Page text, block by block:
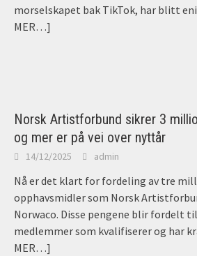
morselskapet bak TikTok, har blitt
MER…]
Norsk Artistforbund sikrer 3
og mer er på vei over nyttår
14/12/2025 admin
Nå er det klart for fordeling av tre
opphavsmidler som Norsk
Norwaco. Disse pengene blir fordelt til
medlemmer som kvalifiserer og har
MER…]